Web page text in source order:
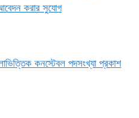
করার সুযোগ
কনস্টেবল পদসংখ্যা প্রকাশ